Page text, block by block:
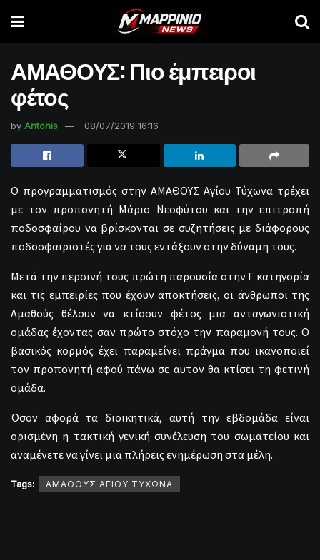
ΑΜΑΘΟΥΣ: Πιο έμπειροι
φέτος
by Antonis 08/07/2019 16:16
Ο προγραμματισμός στην ΑΜΑΘΟΥΣ Αγίου Τύχωνα τρέχει
με τον προπονητή Μάριο Νεοφύτου και την επιτροπή
ποδοσφαίρου να βρίσκονται σε συζητήσεις με διάφορους
ποδοσφαιριστές για να τους εντάξουν στην δύναμη τους.
Μετά την περσινή τους πρώτη παρουσία στην Γ κατηγορία
και τις εμπειρίες που έχουν αποκτήσεις, οι άνθρωποι της
Αμαθούς θέλουν να κτίσουν φέτος μια ανταγωνιστική
ομάδας έχοντας σαν πρώτο στόχο την παραμονή τους. Ο
βασικός κορμός έχει παραμείνει πράγμα που ικανοποιεί
τον προπονητή αφού πάνω σε αυτον θα κτίσει τη φετινή
ομάδα.
Όσον αφορά τα διοικητικά, αυτή την εβδομάδα είναι
ορισμένη η τακτική γενική συνέλευση του σωματείου και
αναμένετε να γίνει μια πλήρεις ενημέρωση στα μέλη.
Tags: ΑΜΑΘΟΥΣ ΑΓΙΟΥ ΤΥΧΩΝΑ